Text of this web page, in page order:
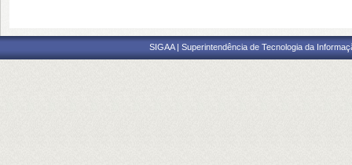
SIGAA | Superintendência de Tecnologia da